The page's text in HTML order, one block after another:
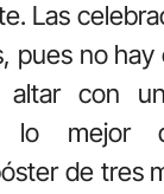
Las
pues no hay
altar con
lo mejor
de tres